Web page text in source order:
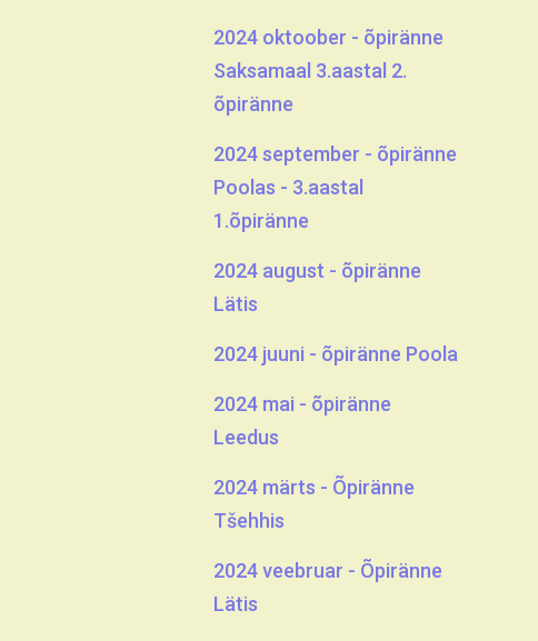
2024 oktoober - õpiränne
Saksamaal 3.aastal 2.
õpiränne
2024 september - õpiränne
Poolas - 3.aastal
1.õpiränne
2024 august - õpiränne
Lätis
2024 juuni - õpiränne Poola
2024 mai - õpiränne
Leedus
2024 märts - Õpiränne
Tšehhis
2024 veebruar - Õpiränne
Lätis